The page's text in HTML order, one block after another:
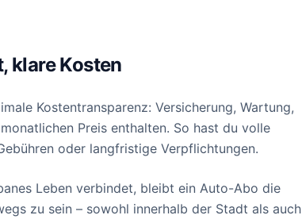
klare Kosten
Kostentransparenz: Versicherung, Wartung,
Preis enthalten. So hast du volle
oder langfristige Verpflichtungen.
Leben verbindet, bleibt ein Auto-Abo die
zu sein – sowohl innerhalb der Stadt als auch